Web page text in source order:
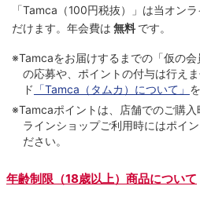
「Tamca （100円税抜）
」は当オン
だけます。 年会費は 無料 です。
※Tamcaをお届けするまでの「仮の
の応募や、ポイントの付与は⾏え
ド 「Tamca（タムカ）について」
※Tamcaポイントは、店舗でのご購
ラインショップご利用時にはポイ
ださい。
年齢制限（18歳以上）商品について